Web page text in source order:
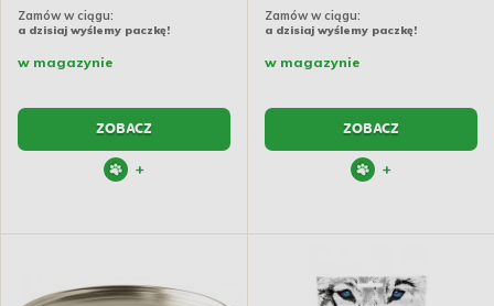
Zamów w ciągu:
a dzisiaj wyślemy paczkę!
w magazynie
ZOBACZ
+
Zamów w ciągu:
a dzisiaj wyślemy paczkę!
w magazynie
ZOBACZ
+